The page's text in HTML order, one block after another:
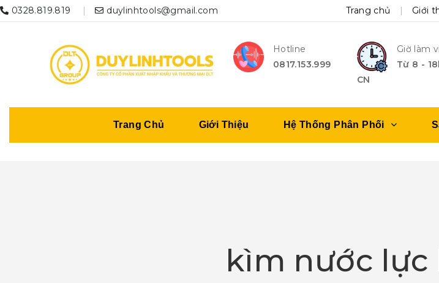
Trang chủ Giới
0328.819.819 duylinhtools@gmail.com
Hotline
0817.153.999
Giờ làm
Từ 8 -
CN
Trang Chủ Giới Thiệu Hệ Thống Phân Phối
kìm nước lực